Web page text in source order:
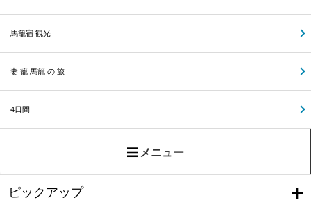
馬籠宿 観光
妻 籠 馬籠 の 旅
4日間
メニュー
ピックアップ